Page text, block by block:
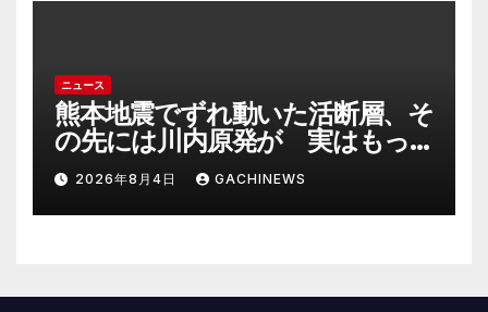
ニュース
熊本地震でずれ動いた活断層、そ
の先には川内原発が 実はもっ
とヤバい事態を起こしそうなリ
スクも(J-CASTニュース)
2026年8月4日 GACHINEWS